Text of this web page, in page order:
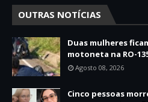
OUTRAS NOTÍCIAS
Duas mulheres
motoneta na RO-
Agosto 08, 2026
Cinco pessoas